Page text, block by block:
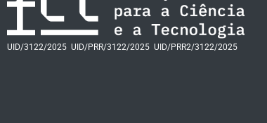
UID/3122/2025 UID/PRR/3122/2025 UID/PRR2/3122/2025